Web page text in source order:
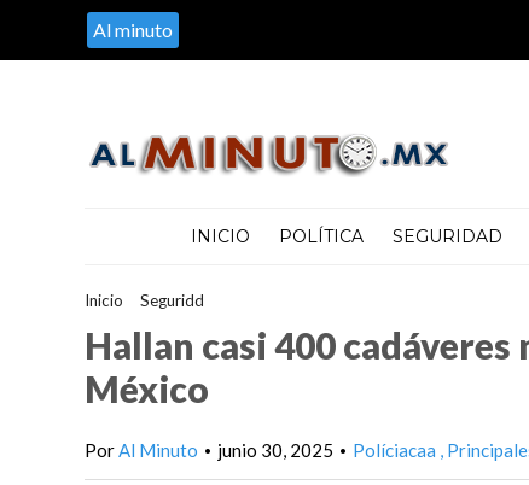
Al minuto
INICIO POLÍTICA SEGURIDAD
Inicio Seguridd
Hallan casi 400
México
PorAl Minuto • junio 30, 2025 • Políciacaa